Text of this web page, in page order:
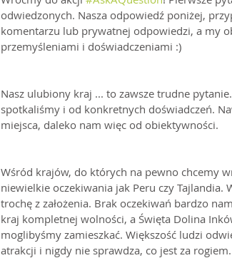
odwiedzonych. Nasza odpowiedź poniżej,
komentarzu lub prywatnej odpowiedzi, a my
przemyśleniami i doświadczeniami :)
Nasz ulubiony kraj ... to zawsze trudne
spotkaliśmy i od konkretnych doświadczeń.
miejsca, daleko nam więc od obiektywności.
Wśród krajów, do których na pewno chcemy
niewielkie oczekiwania jak Peru czy
trochę z założenia. Brak oczekiwań bardzo
kraj kompletnej wolności, a Święta Dolina
moglibyśmy zamieszkać. Większość ludzi
atrakcji i nigdy nie sprawdza, co jest za